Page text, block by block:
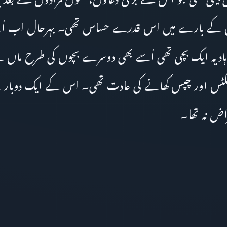
اس کے بارے میں اس قدرے حساس تھی۔ بہرحال اب
ہادیہ ایک بچی تھی اُسے بھی دوسرے بچوں کی طرح
اور چپس کھانے کی عادت تھی۔ اس کے ایک
نہ تھا۔